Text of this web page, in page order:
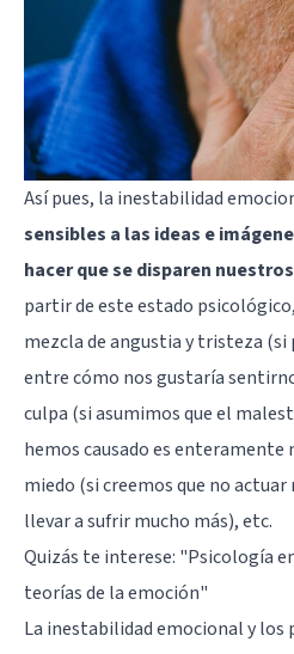
Así pues, la inestabilidad
sensibles a las ideas e
hacer que se disparen
partir de este estado
mezcla de angustia y tristeza (si
entre cómo nos gustaría
culpa (si asumimos que el
hemos causado es
miedo (si creemos que no
llevar a sufrir mucho más), etc.
Quizás te interese: "Psicología
teorías de la emoción"
La inestabilidad emocional y